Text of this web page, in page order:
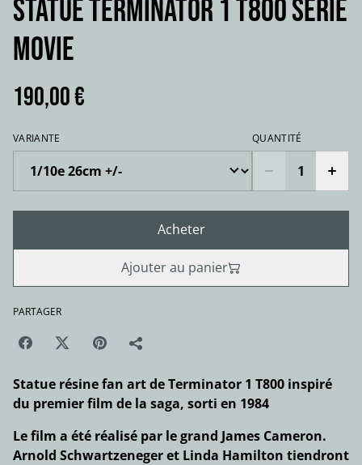
STATUE TERMINATOR 1 T800 série
movie
190,00 €
VARIANTE QUANTITÉ
Acheter
Ajouter au panier
PARTAGER
Statue résine fan art de Terminator 1 T800 inspiré
du premier film de la saga, sorti en 1984
Le film a été réalisé par le grand James Cameron.
Arnold Schwartzeneger et Linda Hamilton tiendront